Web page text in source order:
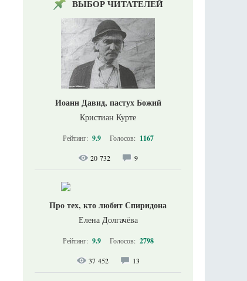
ВЫБОР ЧИТАТЕЛЕЙ
Иоанн Давид, пастух Божий
Кристиан Курте
Рейтинг: 9.9 Голосов: 1167
20 732 9
Про тех, кто любит Спиридона
Елена Долгачёва
Рейтинг: 9.9 Голосов: 2798
37 452 13